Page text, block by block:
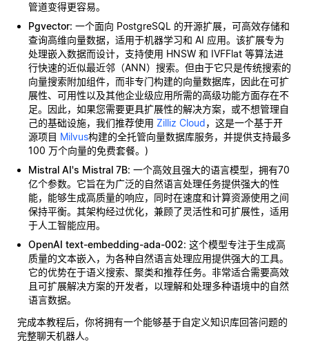
管道变得更容易。
Pgvector: 一个面向 PostgreSQL 的开源扩展，可高效存储和
查询高维向量数据，适用于机器学习和 AI 应用。该扩展专为
处理嵌入数据而设计，支持使用 HNSW 和 IVFFlat 等算法进
行快速的近似最近邻（ANN）搜索。但由于它只是传统搜索的
向量搜索附加组件，而非专门构建的向量数据库，因此在可扩
展性、可用性以及其他企业级应用所需的高级功能方面存在不
足。因此，如果您需要更具扩展性的解决方案，或不想管理自
己的基础设施，我们推荐使用 Zilliz Cloud，这是一个基于开
源项目 Milvus构建的全托管向量数据库服务，并提供支持最多
100 万个向量的免费套餐。)
Mistral AI's Mistral 7B: 一个高效且强大的语言模型，拥有70
亿个参数。它旨在为广泛的自然语言处理任务提供强大的性
能，能够生成高质量的响应，同时在速度和计算资源使用之间
保持平衡。其架构经过优化，兼顾了灵活性和可扩展性，适用
于人工智能应用。
OpenAI text-embedding-ada-002: 这个模型专注于生成高
质量的文本嵌入，为各种自然语言处理应用提供强大的工具。
它的优势在于语义搜索、聚类和推荐任务。非常适合需要高效
且可扩展解决方案的开发者，以理解和处理多种语境中的自然
语言数据。
完成本教程后，你将拥有一个能够基于自定义知识库回答问题的
完整聊天机器人。